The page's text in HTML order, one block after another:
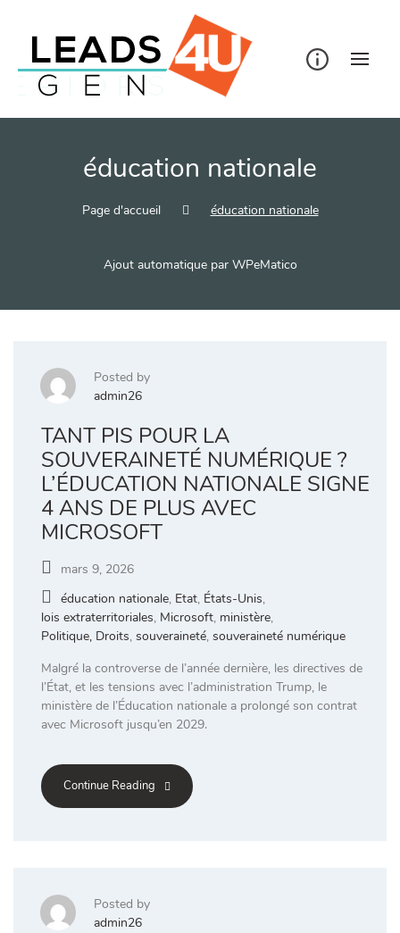
éducation nationale
Page d'accueil éducation nationale
Ajout automatique par WPeMatico
Posted by
admin26
TANT PIS POUR LA
SOUVERAINETÉ NUMÉRIQUE ?
L’ÉDUCATION NATIONALE SIGNE
4 ANS DE PLUS AVEC
MICROSOFT
mars 9, 2026
éducation nationale, Etat, États-Unis,
lois extraterritoriales, Microsoft, ministère,
Politique, Droits, souveraineté, souveraineté numérique
Malgré la controverse de l’année dernière, les directives de
l’État, et les tensions avec l’administration Trump, le
ministère de l’Éducation nationale a prolongé son contrat
avec Microsoft jusqu’en 2029.
Continue Reading
Posted by
admin26